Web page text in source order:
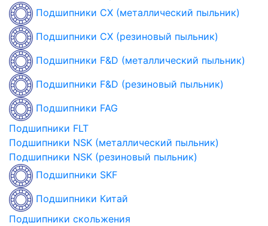
Подшипники CX (металлический пыльник)
Подшипники CX (резиновый пыльник)
Подшипники F&D (металлический пыльник)
Подшипники F&D (резиновый пыльник)
Подшипники FAG
Подшипники FLT
Подшипники NSK (металлический пыльник)
Подшипники NSK (резиновый пыльник)
Подшипники SKF
Подшипники Китай
Подшипники скольжения